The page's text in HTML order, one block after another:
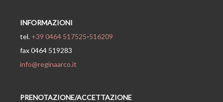
INFORMAZIONI
tel. +39 0464 517525-516209
fax 0464 519283
info@reginaarco.it
PRENOTAZIONE/ACCETTAZIONE